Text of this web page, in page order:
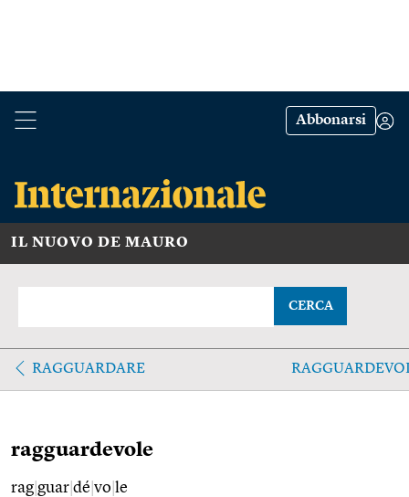
Abbonarsi
IL NUOVO DE MAURO
CERCA
RAGGUARDARE
ragguardevole
rag guar dé vo le